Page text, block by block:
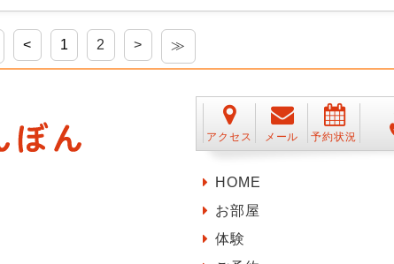
< 1 2 > ≫
アクセス メール 予約状況
HOME
お部屋
体験